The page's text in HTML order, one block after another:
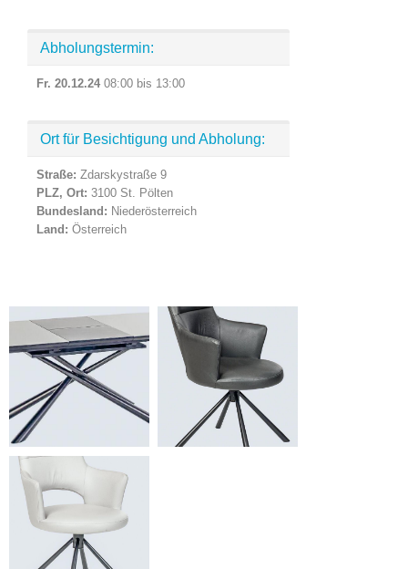
Abholungstermin:
Fr. 20.12.24 08:00 bis 13:00
Ort für Besichtigung und Abholung:
Straße: Zdarskystraße 9
PLZ, Ort: 3100 St. Pölten
Bundesland: Niederösterreich
Land: Österreich